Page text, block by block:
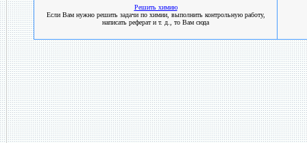
Решить химию
Если Вам нужно решить задачи по химии, выполнить контрольную работу,
написать реферат и т. д., то Вам сюда